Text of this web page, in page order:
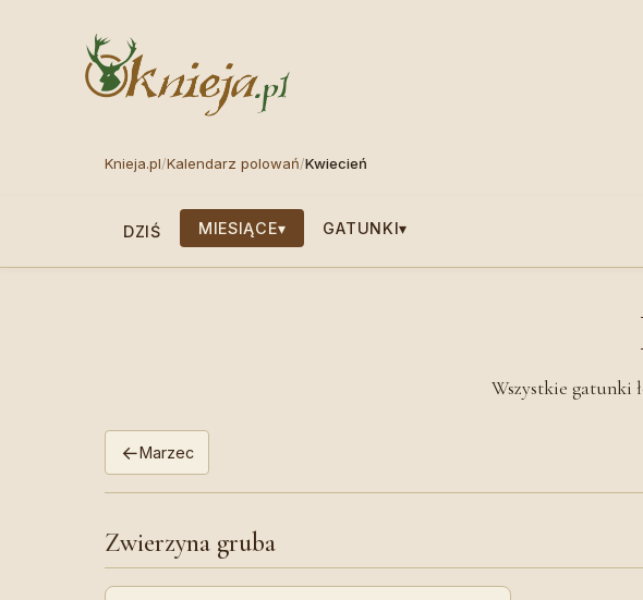
Knieja.pl/Kalendarz polowań/Kwiecień
DZIŚ MIESIĄCE▾ GATUNKI▾
Wszystkie gatunki
←Marzec
Zwierzyna gruba